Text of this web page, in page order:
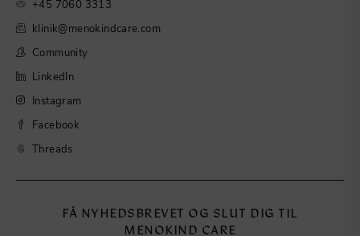
+45 7060 3313
klinik@menokindcare.com
Community
LinkedIn
Instagram
Facebook
Threads
FÅ NYHEDSBREVET OG SLUT DIG TIL
MENOKIND CARE